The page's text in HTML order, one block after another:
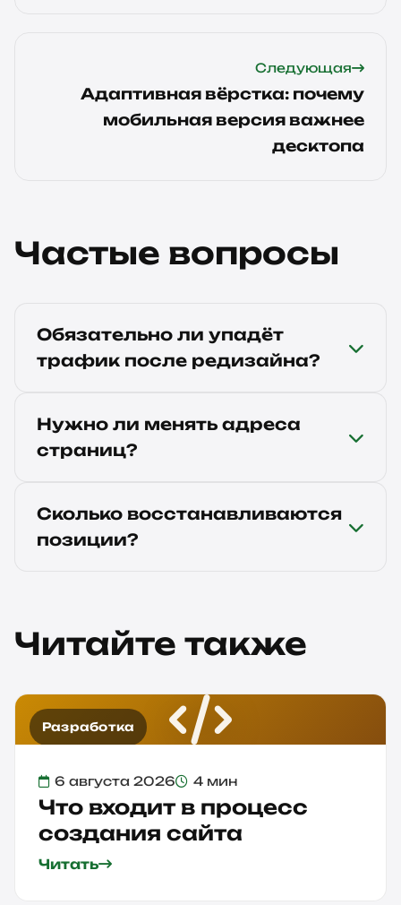
Следующая
Адаптивная вёрстка: почему
мобильная версия важнее
десктопа
Частые вопросы
Обязательно ли упадёт
трафик после редизайна?
Нужно ли менять адреса
страниц?
Сколько восстанавливаются
позиции?
Читайте также
Разработка
6 августа 2026 4 мин
Что входит в процесс
создания сайта
Читать